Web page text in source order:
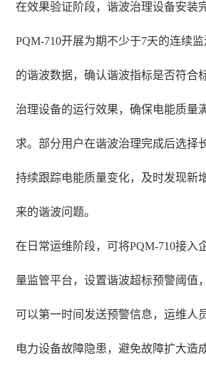
在效果验证阶段，谐波治理设备安装
PQM-710开展为期不少于7天的连续
的谐波数据，确认谐波指标是否符合
治理设备的运行效果，确保电能质量
求。部分用户在谐波治理完成后选择
持续跟踪电能质量变化，及时发现新
来的谐波问题。
在日常运维阶段，可将PQM-710接入
量监管平台，设置谐波超标预警阈值
可以第一时间发送预警信息，运维人
电力设备故障隐患，避免故障扩大造